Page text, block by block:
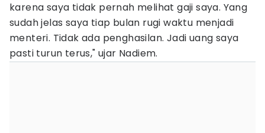
karena saya tidak pernah melihat gaji saya. Yang
sudah jelas saya tiap bulan rugi waktu menjadi
menteri. Tidak ada penghasilan. Jadi uang saya
pasti turun terus," ujar Nadiem.